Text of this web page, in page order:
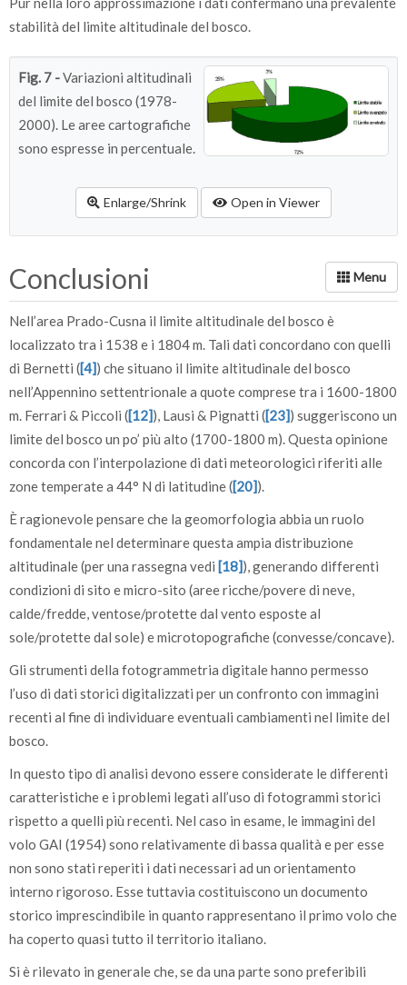
stabilità del limite altitudinale del bosco.
Fig. 7 -Variazioni altitudinali
del limite del bosco (1978-
2000). Le aree cartografiche
sono espresse in percentuale.
Enlarge/Shrink Open in Viewer
Conclusioni
Nell’area Prado-Cusna il limite altitudinale del bosco è
localizzato tra i 1538 e i 1804 m. Tali dati concordano con quelli
di Bernetti ([4]) che situano il limite altitudinale del bosco
nell’Appennino settentrionale a quote comprese tra i 1600-1800
m. Ferrari & Piccoli ([12]), Lausi & Pignatti ([23]) suggeriscono un
limite del bosco un po’ più alto (1700-1800 m). Questa opinione
concorda con l’interpolazione di dati meteorologici riferiti alle
zone temperate a 44° N di latitudine ([20]).
È ragionevole pensare che la geomorfologia abbia un ruolo
fondamentale nel determinare questa ampia distribuzione
altitudinale (per una rassegna vedi [18]), generando differenti
condizioni di sito e micro-sito (aree ricche/povere di neve,
calde/fredde, ventose/protette dal vento esposte al
sole/protette dal sole) e microtopografiche (convesse/concave).
Gli strumenti della fotogrammetria digitale hanno permesso
l’uso di dati storici digitalizzati per un confronto con immagini
recenti al fine di individuare eventuali cambiamenti nel limite del
bosco.
In questo tipo di analisi devono essere considerate le differenti
caratteristiche e i problemi legati all’uso di fotogrammi storici
rispetto a quelli più recenti. Nel caso in esame, le immagini del
volo GAI (1954) sono relativamente di bassa qualità e per esse
non sono stati reperiti i dati necessari ad un orientamento
interno rigoroso. Esse tuttavia costituiscono un documento
storico imprescindibile in quanto rappresentano il primo volo che
ha coperto quasi tutto il territorio italiano.
Si è rilevato in generale che, se da una parte sono preferibili